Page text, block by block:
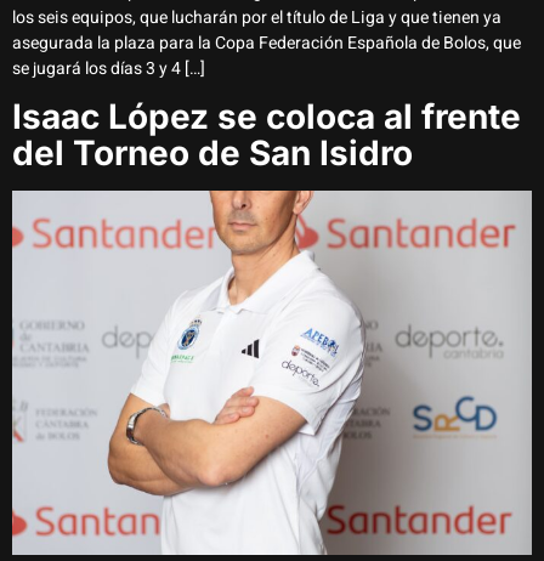
los seis equipos, que lucharán por el título de Liga y que tienen ya
asegurada la plaza para la Copa Federación Española de Bolos, que
se jugará los días 3 y 4 […]
Isaac López se coloca al frente
del Torneo de San Isidro